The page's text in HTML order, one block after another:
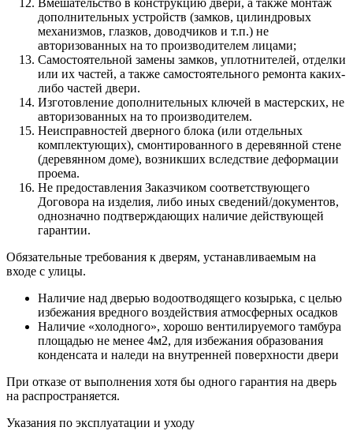
Вмешательство в конструкцию двери, а также монтаж
дополнительных устройств (замков, цилиндровых
механизмов, глазков, доводчиков и т.п.) не
авторизованных на то производителем лицами;
Самостоятельной замены замков, уплотнителей, отделки
или их частей, а также самостоятельного ремонта каких-
либо частей двери.
Изготовление дополнительных ключей в мастерских, не
авторизованных на то производителем.
Неисправностей дверного блока (или отдельных
комплектующих), смонтированного в деревянной стене
(деревянном доме), возникших вследствие деформации
проема.
Не предоставления Заказчиком соответствующего
Договора на изделия, либо иных сведений/документов,
однозначно подтверждающих наличие действующей
гарантии.
Обязательные требования к дверям, устанавливаемым на
входе с улицы.
Наличие над дверью водоотводящего козырька, с целью
избежания вредного воздействия атмосферных осадков
Наличие «холодного», хорошо вентилируемого тамбура
площадью не менее 4м2, для избежания образования
конденсата и наледи на внутренней поверхности двери
При отказе от выполнения хотя бы одного гарантия на дверь
на распространяется.
Указания по эксплуатации и уходу